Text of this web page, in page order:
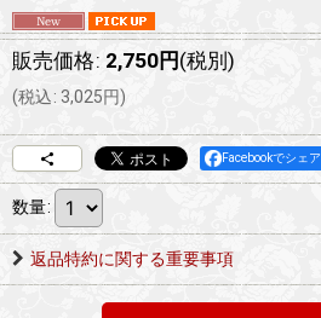
販売価格: 2,750円 (税別)
(税込: 3,025円)
Facebookでシェア
数量:
返品特約に関する重要事項